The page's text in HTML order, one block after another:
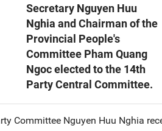
Secretary Nguyen Huu
Nghia and Chairman of the
Provincial People's
Committee Pham Quang
Ngoc elected to the 14th
Party Central Committee.
Committee Nguyen Huu Nghia